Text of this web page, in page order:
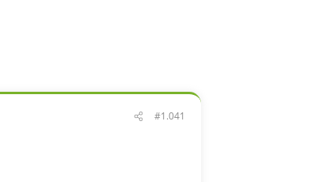
#1.041